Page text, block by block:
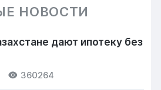
НОВОСТИ
дают ипотеку без
360264